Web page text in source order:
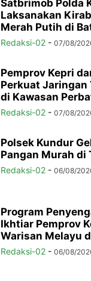
Satbrimob Polda
Laksanakan
Merah Putih di
Redaksi-02 - 07/08/
Pemprov Kepri
Perkuat Jaringan
di Kawasan
Redaksi-02 - 07/08/
Polsek Kundur
Pangan Murah di
Redaksi-02 - 06/08/
Program
Ikhtiar Pemprov
Warisan Melayu
Redaksi-02 - 06/08/